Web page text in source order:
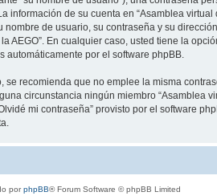
de su cuenta en “Asamblea
de usuario, su contraseña y su
En cualquier caso, usted tiene la
por el software phpBB.
recomienda que no emplee la misma
circunstancia ningún miembro “Asamblea
mi contraseña” provisto por el software
porphpBB® Forum Software © phpBB Limited